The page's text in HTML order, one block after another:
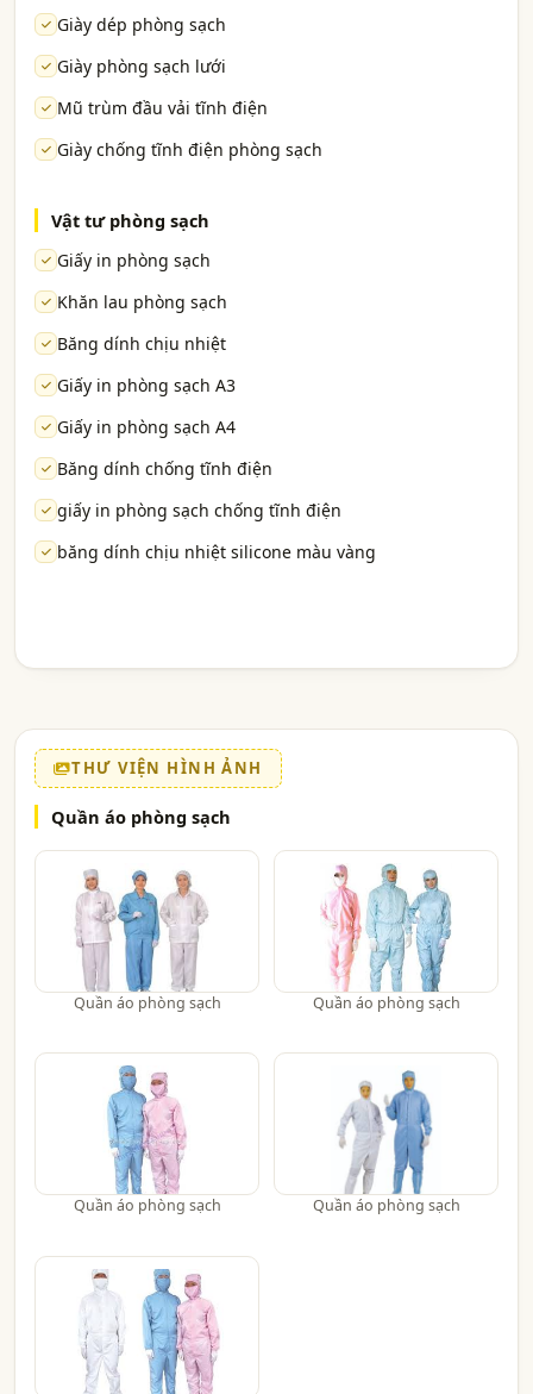
Giày dép phòng sạch
Giày phòng sạch lưới
Mũ trùm đầu vải tĩnh điện
Giày chống tĩnh điện phòng sạch
Vật tư phòng sạch
Giấy in phòng sạch
Khăn lau phòng sạch
Băng dính chịu nhiệt
Giấy in phòng sạch A3
Giấy in phòng sạch A4
Băng dính chống tĩnh điện
giấy in phòng sạch chống tĩnh điện
băng dính chịu nhiệt silicone màu vàng
THƯ VIỆN HÌNH ẢNH
Quần áo phòng sạch
Quần áo phòng sạch Quần áo phòng sạch
Quần áo phòng sạch Quần áo phòng sạch